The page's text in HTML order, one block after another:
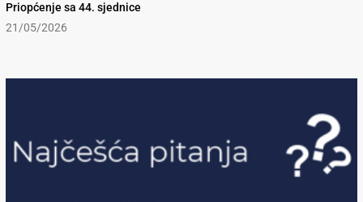
Priopćenje sa 44. sjednice
21/05/2026